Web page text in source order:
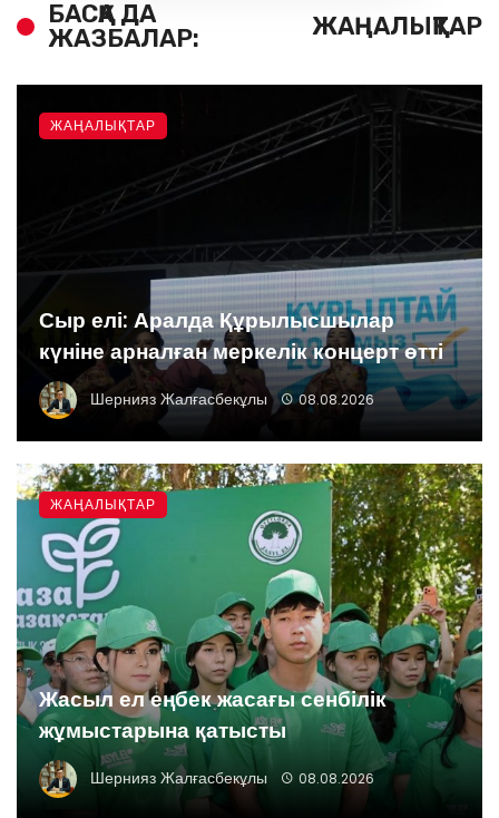
БАСҚА ДА
ЖАЗБАЛАР:
ЖАҢАЛЫҚТАР
Сыр елі: Аралда Құрылысшылар
күніне арналған меркелік концерт өтті
Шернияз Жалғасбекұлы 08.08.2026
ЖАҢАЛЫҚТАР
Жасыл ел еңбек жасағы сенбілік
жұмыстарына қатысты
Шернияз Жалғасбекұлы 08.08.2026
ЖАҢАЛЫҚТАР